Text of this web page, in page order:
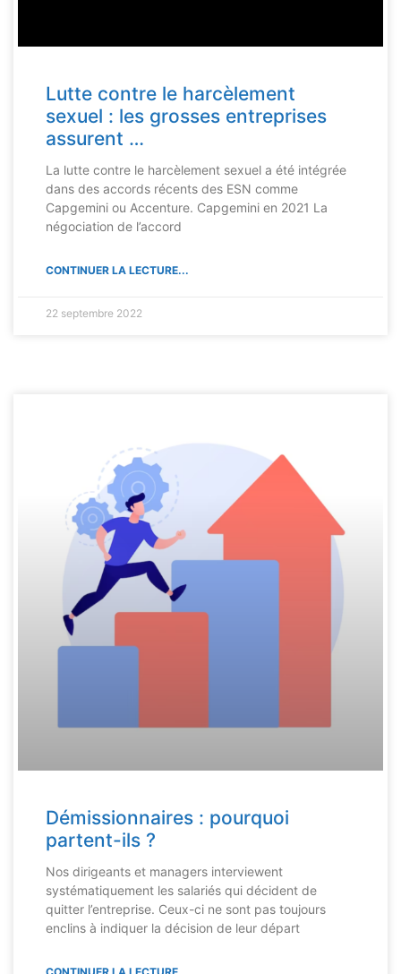
Lutte contre le harcèlement
sexuel : les grosses entreprises
assurent …
La lutte contre le harcèlement sexuel a été intégrée
dans des accords récents des ESN comme
Capgemini ou Accenture. Capgemini en 2021 La
négociation de l’accord
CONTINUER LA LECTURE...
22 septembre 2022
Démissionnaires : pourquoi
partent-ils ?
Nos dirigeants et managers interviewent
systématiquement les salariés qui décident de
quitter l’entreprise. Ceux-ci ne sont pas toujours
enclins à indiquer la décision de leur départ